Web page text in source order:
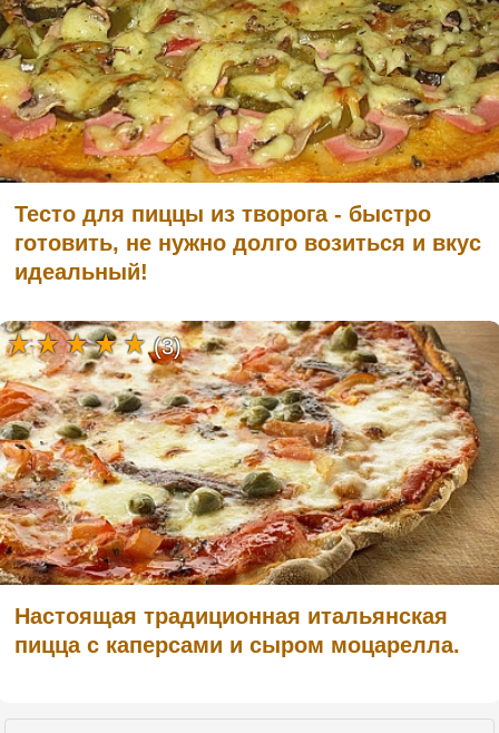
Тесто для пиццы из творога - быстро
готовить, не нужно долго возиться и вкус
идеальный!
Настоящая традиционная итальянская
пицца с каперсами и сыром моцарелла.
(3)